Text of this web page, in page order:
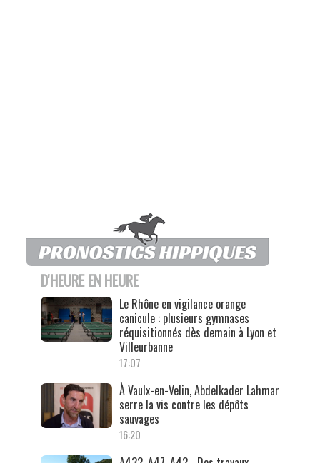
D'HEURE EN HEURE
Le Rhône en vigilance orange
canicule : plusieurs gymnases
réquisitionnés dès demain à Lyon et
Villeurbanne
17:07
À Vaulx-en-Velin, Abdelkader Lahmar
serre la vis contre les dépôts
sauvages
16:20